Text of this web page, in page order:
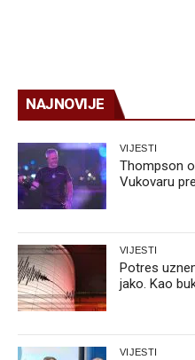
NAJNOVIJE
VIJESTI
Thompson
Vukovaru
VIJESTI
Potres
jako. Kao
VIJESTI